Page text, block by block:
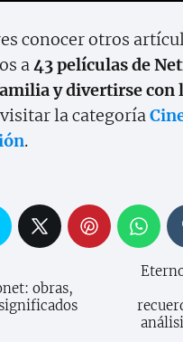
conocer otros
a43 películas de
y divertirse con
la categoría
.
obras,